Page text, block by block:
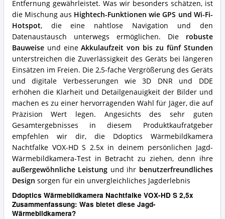
Entfernung gewährleistet. Was wir besonders schätzen, ist
die Mischung aus Hightech-Funktionen wie GPS und Wi-Fi-
Hotspot, die eine nahtlose Navigation und den
Datenaustausch unterwegs ermöglichen. Die robuste
Bauweiseund eineAkkulaufzeit von bis zu fünf Stunden
unterstreichen die Zuverlässigkeit des Geräts bei längeren
Einsätzen im Freien. Die 2,5-fache Vergrößerung des Geräts
und digitale Verbesserungen wie 3D DNR und DDE
erhöhen die Klarheit und Detailgenauigkeit der Bilder und
machen es zu einer hervorragenden Wahl für Jäger, die auf
Präzision Wert legen. Angesichts des sehr guten
Gesamtergebnisses in diesem Produktkaufratgeber
empfehlen wir dir, die Ddoptics Wärmebildkamera
Nachtfalke VOX-HD S 2.5x in deinem persönlichen Jagd-
Wärmebildkamera-Test in Betracht zu ziehen, denn ihre
außergewöhnliche Leistung und ihr benutzerfreundliches
Design sorgen für ein unvergleichliches Jagderlebnis
Ddoptics Wärmebildkamera Nachtfalke VOX-HD S 2,5x
Zusammenfassung: Was bietet diese Jagd-
Wärmebildkamera?